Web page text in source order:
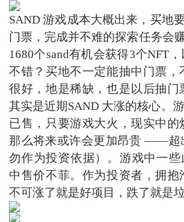
SAND 游戏成本大概出来，买地
门票，完成并不难的探索任务会
1680个sand有机会获得3个NFT
不错？买地不一定能抽中门票，
很好，地是稀缺，也是以后抽
其实是近期SAND 大涨的核心。
已售，只要游戏大火，现实中的
那么将来或许会更加昂贵 ——超
勿作为投资依据）。游戏中一
中售价不菲。作为投资者，拥抱
不可涨了就是好项目，跌了就是垃